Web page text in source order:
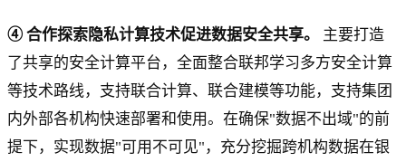
④ 合作探索隐私计算技术促进数据安全共享。
主要打造
了共享的安全计算平台，全面整合联邦学习多方安全计算
等技术路线，支持联合计算、联合建模等功能，支持集团
内外部各机构快速部署和使用。在确保"数据不出域"的前
提下，实现数据"可用不可见"，充分挖掘跨机构数据在银